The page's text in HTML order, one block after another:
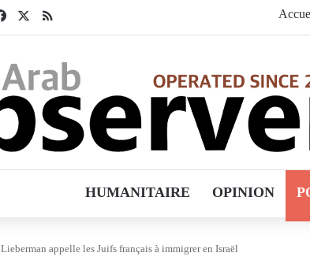
FacebookRSS
HUMANITAIRE OPINION
Lieberman appelle les Juifs français à immigrer en Israël